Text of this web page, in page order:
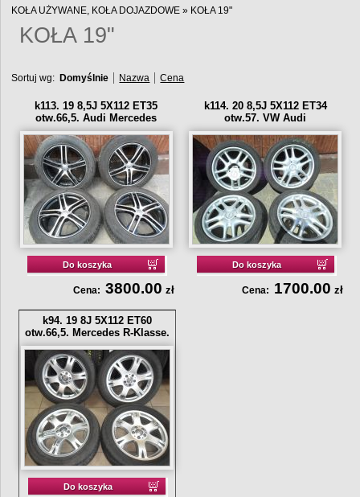
KOŁA 19"
KOŁA UŻYWANE, KOŁA DOJAZDOWE » KOŁA 19"
Sortuj wg: Domyślnie Nazwa Cena
k113. 19 8,5J 5X112 ET35
otw.66,5. Audi Mercedes
Do koszyka
Cena: 3800.00 zł
k114. 20 8,5J 5X112 ET34
otw.57. VW Audi
Do koszyka
Cena: 1700.00 zł
k94. 19 8J 5X112 ET60
otw.66,5. Mercedes R-Klasse.
Do koszyka